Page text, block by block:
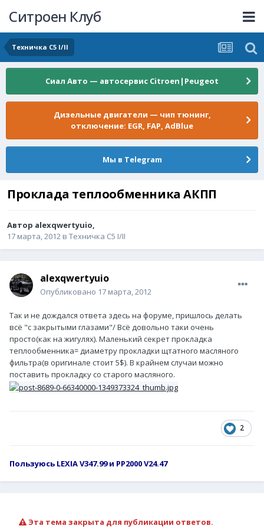
Ситроен Клуб
Техничка C5 I/II
Сиал Авто — автосервис Citroen|Peugeot
Дизельные двигатели — чип тюнинг,
отключение: EGR, FAP, AdBlue
Мы в Telegram
Проклада теплообменника АКПП
Автор alexqwertyuio,
17 марта, 2012 в Техничка C5 I/II
alexqwertyuio
Опубликовано 17 марта, 2012
Так и не дождался ответа здесь на форуме, пришлось делать
всё "с закрытыми глазами"/ Всё довольно таки очень
просто(как на жигулях). Маленький секрет прокладка
теплообменника= диаметру прокладки щтатного масляного
фильтра(в оригинале стоит 5$). В крайнем случаи можно
поставить прокладку со старого масляного.
2
Пользуюсь LEXIA V347.99 и PP2000 V24.47
Эта тема закрыта для публикации ответов.